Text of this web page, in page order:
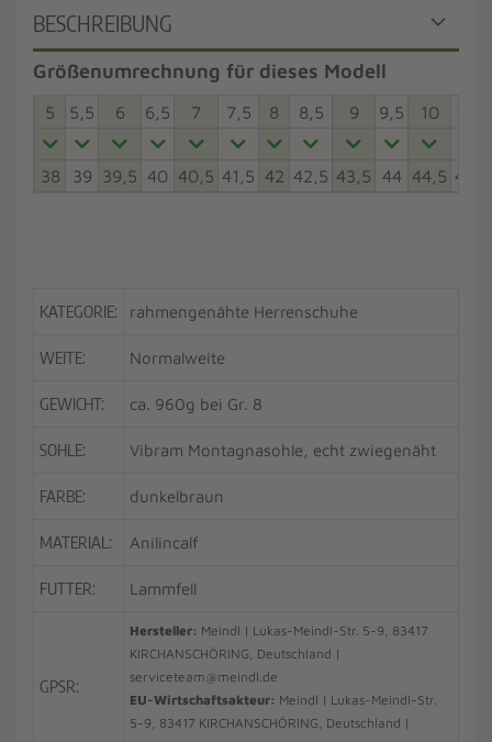
BESCHREIBUNG
Größenumrechnung für dieses Modell
5 5,5 6 6,5 7 7,5 8 8,5 9 9,5 10
38 39 39,5 40 40,5 41,5 42 42,5 43,5 44 44,5 45,5
KATEGORIE: rahmengenähte Herrenschuhe
WEITE: Normalweite
GEWICHT: ca. 960g bei Gr. 8
SOHLE: Vibram Montagnasohle, echt zwiegenäht
FARBE: dunkelbraun
MATERIAL: Anilincalf
FUTTER: Lammfell
GPSR:
Hersteller: Meindl | Lukas-Meindl-Str. 5-9, 83417
KIRCHANSCHÖRING, Deutschland |
serviceteam@meindl.de
EU-Wirtschaftsakteur: Meindl | Lukas-Meindl-Str.
5-9, 83417 KIRCHANSCHÖRING, Deutschland |